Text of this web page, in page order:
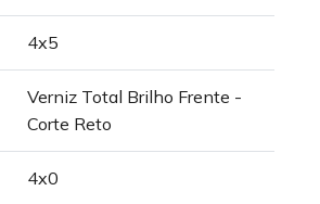
4x5
Verniz Total Brilho Frente -
Corte Reto
4x0